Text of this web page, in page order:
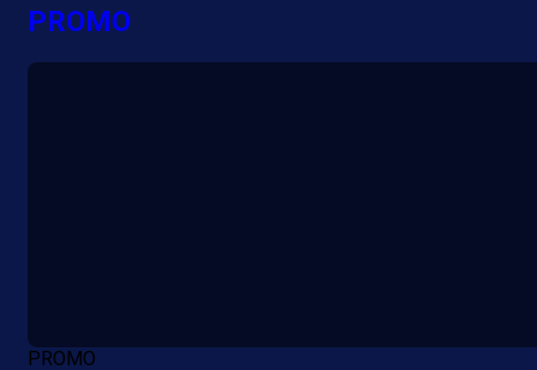
PROMO
PROMO